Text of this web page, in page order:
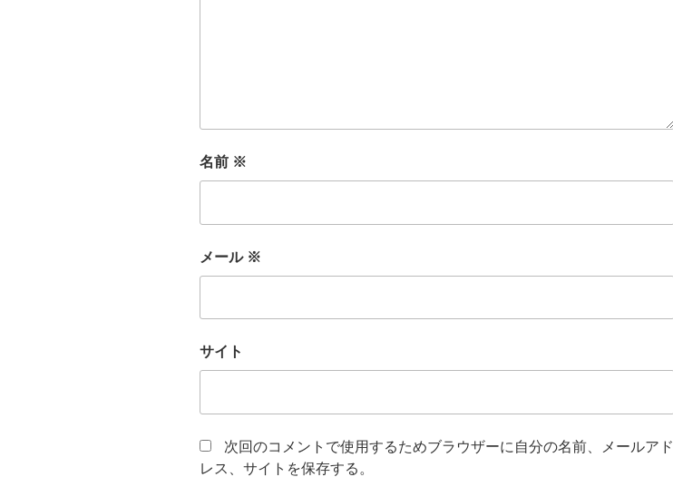
名前 ※
メール ※
サイト
次回のコメントで使用するためブラウザーに自分の名前、メールアド
レス、サイトを保存する。